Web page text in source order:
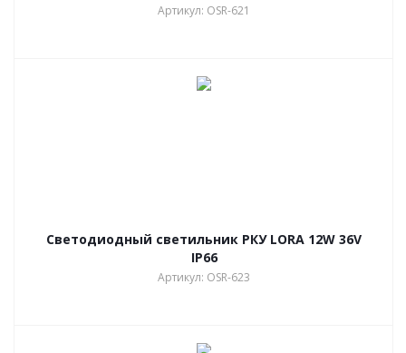
Артикул: OSR-621
Светодиодный светильник РКУ LORA 12W 36V
IP66
Артикул: OSR-623